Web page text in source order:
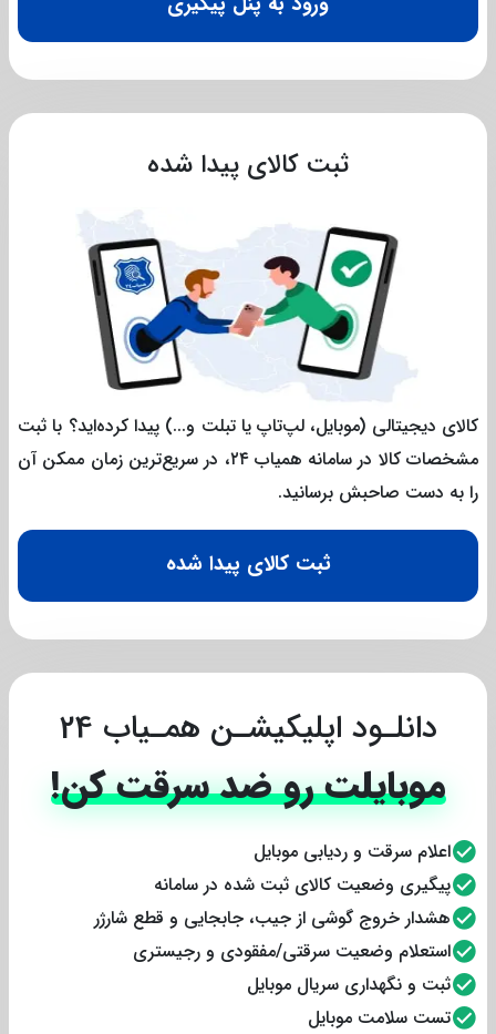
ثبت کالای پیدا شده
کالای دیجیتالی (موبایل، لپ‌تاپ یا تبلت و...) پیدا کرده‌اید؟ با ثبت
مشخصات کالا در سامانه همیاب ۲۴، در سریع‌ترین زمان ممکن آن
را به دست صاحبش برسانید.
ثبت کالای پیدا شده
دانلـود اپلیکیشـن همـیاب 24
موبایلت رو ضد سرقت کن!
اعلام سرقت و ردیابی موبایل
پیگیری وضعیت کالای ثبت شده در سامانه
هشدار خروج گوشی از جیب، جابجایی و قطع شارژر
استعلام وضعیت سرقتی/مفقودی و رجیستری
ثبت و نگهداری سریال موبایل
تست سلامت موبایل